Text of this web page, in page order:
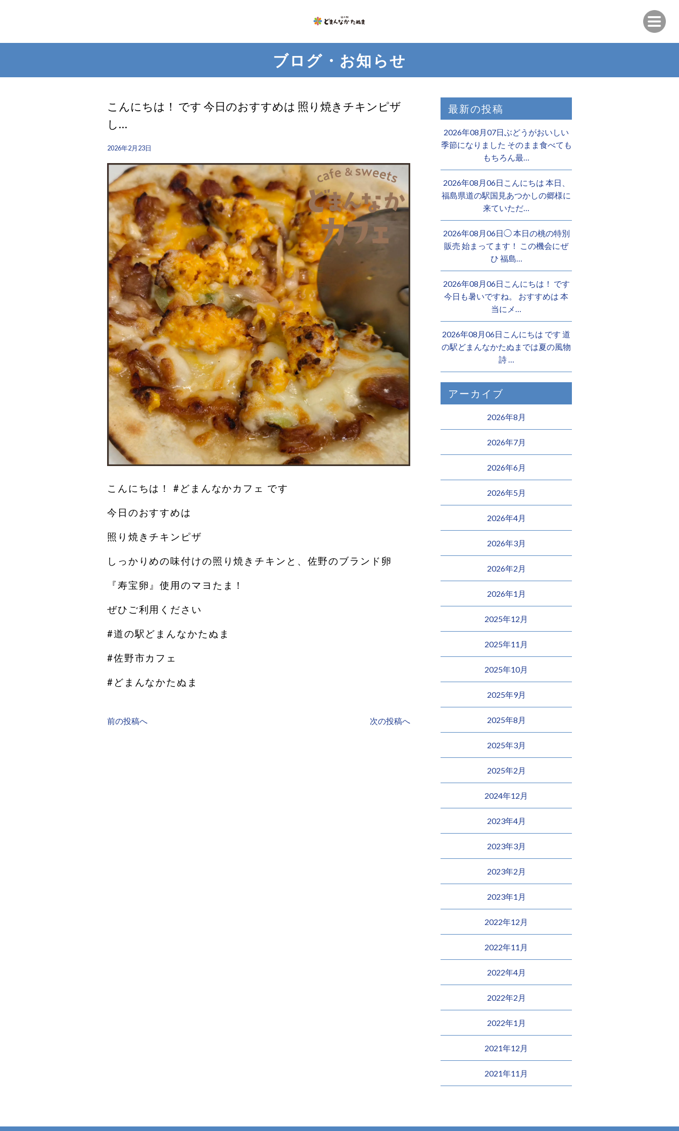
ブログ・お知らせ
こんにちは！ です 今日のおすすめは 照り焼きチキンピザ
し…
2026年2月23日
こんにちは！ #どまんなかカフェ です
今日のおすすめは
照り焼きチキンピザ
しっかりめの味付けの照り焼きチキンと、佐野のブランド卵
『寿宝卵』使用のマヨたま！
ぜひご利用ください
#道の駅どまんなかたぬま
#佐野市カフェ
#どまんなかたぬま
前の投稿へ 次の投稿へ
最新の投稿
2026年08月07日ぶどうがおいしい
季節になりました そのまま食べても
もちろん最…
2026年08月06日こんにちは 本日、
福島県道の駅国見あつかしの郷様に
来ていただ…
2026年08月06日◯ 本日の桃の特別
販売 始まってます！ この機会にぜ
ひ 福島…
2026年08月06日こんにちは！ です
今日も暑いですね。 おすすめは 本
当にメ…
2026年08月06日こんにちは︎ です️ 道
の駅どまんなかたぬまでは夏の風物
詩 …
アーカイブ
2026年8月
2026年7月
2026年6月
2026年5月
2026年4月
2026年3月
2026年2月
2026年1月
2025年12月
2025年11月
2025年10月
2025年9月
2025年8月
2025年3月
2025年2月
2024年12月
2023年4月
2023年3月
2023年2月
2023年1月
2022年12月
2022年11月
2022年4月
2022年2月
2022年1月
2021年12月
2021年11月